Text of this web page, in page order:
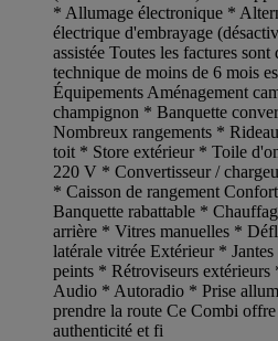
* Allumage électronique *
électrique d'embrayage
assistée Toutes les factures
technique de moins de 6 mois
Équipements Aménagement
champignon * Banquette
Nombreux rangements *
toit * Store extérieur * Toile
220 V * Convertisseur /
* Caisson de rangement
Banquette rabattable *
arrière * Vitres manuelles *
latérale vitrée Extérieur *
peints * Rétroviseurs
Audio * Autoradio * Prise
prendre la route Ce Combi
authenticité et fi